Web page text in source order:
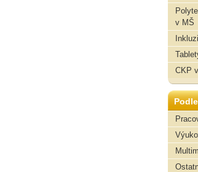
v MŠ
CKP